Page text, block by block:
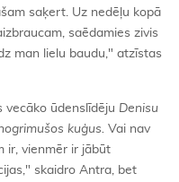
saķert. Uz nedēļu kopā
saēdamies zivis
man lielu baudu," atzīstas
vecāko ūdenslīdēju Denisu
kuģus. Vai nav
ir, vienmēr ir jābūt
skaidro Antra, bet